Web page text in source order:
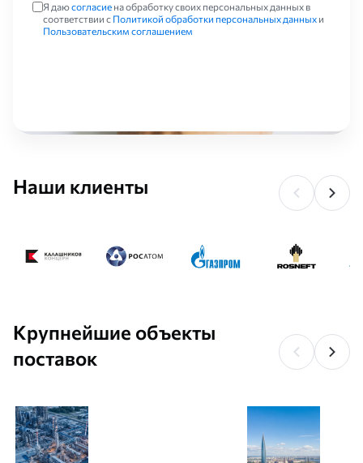
Я даюсогласие на обработку своих персональных данных в
соответствии с Политикой обработки персональных данных и
Пользовательским соглашением
Наши клиенты
Крупнейшие объекты
поставок